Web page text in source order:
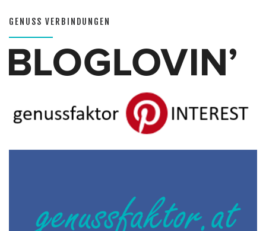
GENUSS VERBINDUNGEN